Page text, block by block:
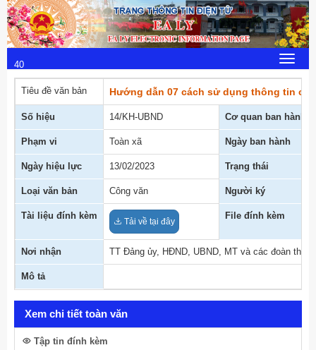
Thứ 6, 7/8/2026
9
:
40
23
Toggle
Tiêu đề văn bản
Hướng dẫn 07 cách sử dụng thông tin
Số hiệu 14/KH-UBND Cơ quan ban hành
Phạm vi Toàn xã Ngày ban hành
Ngày hiệu lực 13/02/2023 Trạng thái
Loại văn bản Công văn Người ký
Tài liệu đính kèm
Tải về tại đây
File đính kèm
Nơi nhận TT Đảng ủy, HĐND, UBND, MT và các đoàn thể
Mô tả
Xem chi tiết toàn văn
Tập tin đính kèm